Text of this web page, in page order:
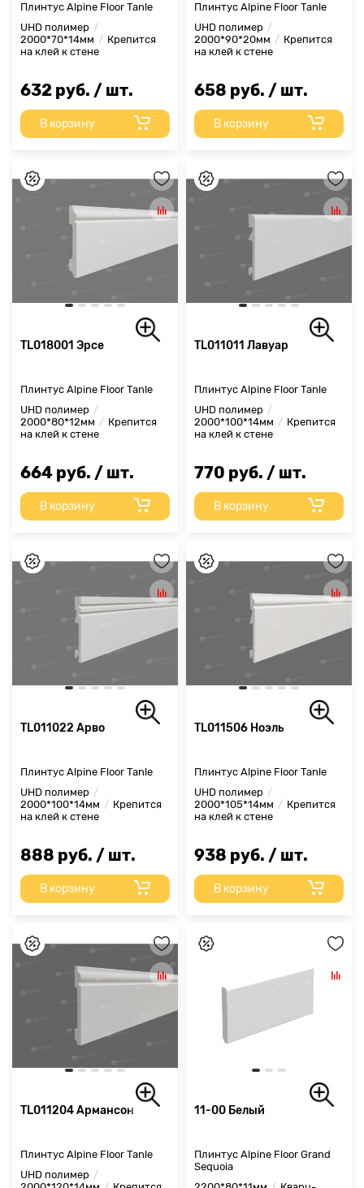
Плинтус Alpine Floor Tanle
UHD полимер
2000*70*14мм
Крепится
на клей к стене
632 руб. / шт.
В корзину
Плинтус Alpine Floor Tanle
UHD полимер
2000*90*20мм
Крепится
на клей к стене
658 руб. / шт.
В корзину
TL018001 Эрсе
Плинтус Alpine Floor Tanle
UHD полимер
2000*80*12мм
Крепится
на клей к стене
664 руб. / шт.
В корзину
TL011011 Лавуар
Плинтус Alpine Floor Tanle
UHD полимер
2000*100*14мм
Крепится
на клей к стене
770 руб. / шт.
В корзину
TL011022 Арво
Плинтус Alpine Floor Tanle
UHD полимер
2000*100*14мм
Крепится
на клей к стене
888 руб. / шт.
В корзину
TL011506 Ноэль
Плинтус Alpine Floor Tanle
UHD полимер
2000*105*14мм
Крепится
на клей к стене
938 руб. / шт.
В корзину
TL011204 Армансон
Плинтус Alpine Floor Tanle
UHD полимер
11-00 Белый
Плинтус Alpine Floor Grand
Sequoia